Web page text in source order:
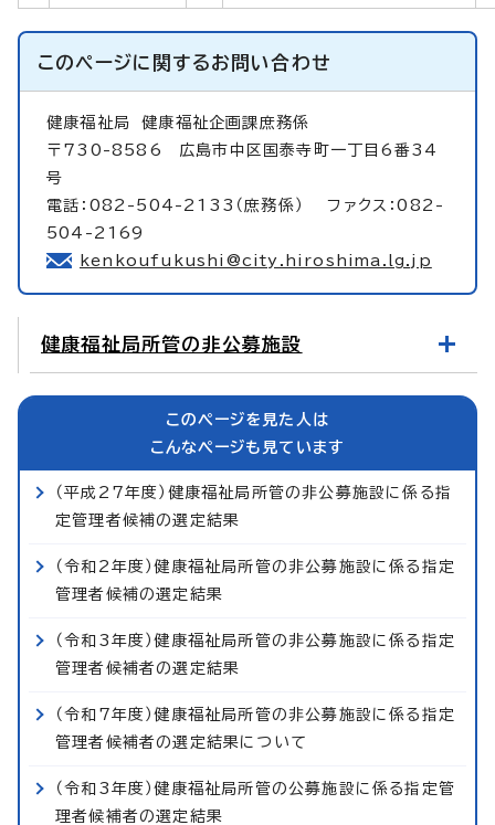
このページに関するお問い合わせ
健康福祉局健康福祉企画課庶務係
〒730-8586 広島市中区国泰寺町一丁目6番34
号
電話：082-504-2133（庶務係） ファクス：082-
504-2169
kenkoufukushi@city.hiroshima.lg.jp
健康福祉局所管の非公募施設
このページを見た人は
こんなページも見ています
（平成27年度）健康福祉局所管の非公募施設に係る指
定管理者候補の選定結果
（令和2年度）健康福祉局所管の非公募施設に係る指定
管理者候補の選定結果
（令和3年度）健康福祉局所管の非公募施設に係る指定
管理者候補者の選定結果
（令和7年度）健康福祉局所管の非公募施設に係る指定
管理者候補者の選定結果について
（令和3年度）健康福祉局所管の公募施設に係る指定管
理者候補者の選定結果